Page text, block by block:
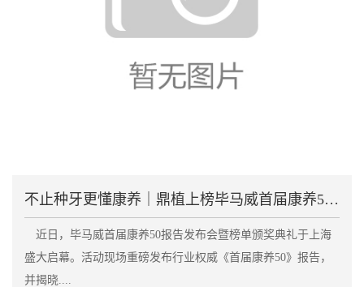
不止种牙更懂康养｜鼎植上榜毕马威首届康养50榜单守
近日，毕马威首届康养50报告发布会暨榜单颁奖典礼于上海
盛大启幕。活动现场重磅发布行业权威《首届康养50》报告，
并揭晓....